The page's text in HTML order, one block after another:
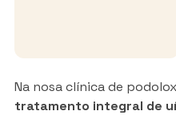
Na nosa clínica de
tratamento integral de